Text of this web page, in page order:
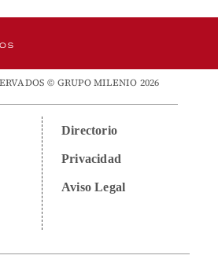
© GRUPO MILENIO 2026
Directorio
Privacidad
Aviso Legal